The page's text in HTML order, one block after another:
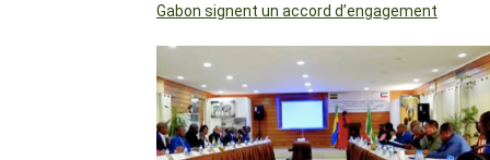
Gabon signent un accord d’engagement